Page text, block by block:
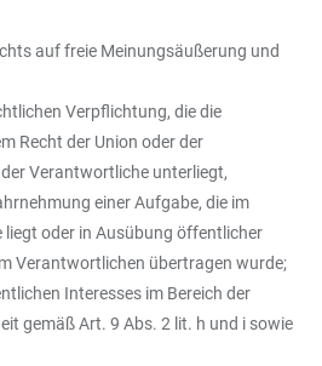
auf freie Meinungsäußerung und
Verpflichtung, die die
Recht der Union oder der
Verantwortliche unterliegt,
einer Aufgabe, die im
oder in Ausübung öffentlicher
Verantwortlichen übertragen wurde;
Interesses im Bereich der
gemäß Art. 9 Abs. 2 lit. h und i sowie